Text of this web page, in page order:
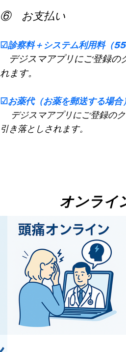
⑥ お支払い
☑診察料＋システム利用料（
デジスマアプリにご登録の
れます。
☑お薬代（お薬を郵送する場合
デジスマアプリにご登録の
引き落としされます。
オンライ